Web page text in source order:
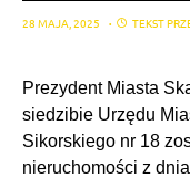
28 MAJA, 2025 TEKST
Prezydent Miasta
siedzibie Urzędu
Sikorskiego nr 18
nieruchomości z